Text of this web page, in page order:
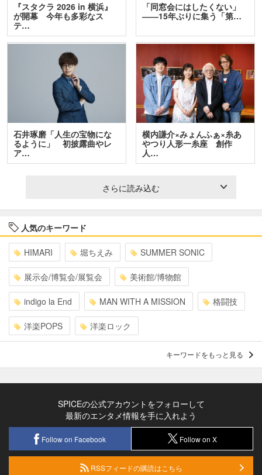
『スタクラ 2026 in 横浜』
が開幕 今年も多彩なス
テ…
「同窓会にはしたくない」
――15年ぶりに集う「第…
石井琢磨「人生の宝物にな
るように」 初披露曲やレ
ア…
横内謙介×みょんふぁ×糸あ
やつり人形一糸座 創作
人…
さらに読み込む
人気のキーワード
HIMARI 堀ちえみ SUMMER SONIC
展示会/博覧会/展覧会 美術館/博物館
indigo la End MAN WITH A MISSION 格闘技
洋楽POPS 洋楽ロック
キーワードをもっと見る
SPICEの公式アカウントをフォローして
最新のエンタメ情報を手に入れよう
Follow on Facebook Follow on X
RSSフィードの購読はこちら